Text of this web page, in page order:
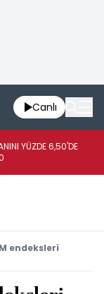
Canlı
YÜZDE 6,50'DE
endeksleri